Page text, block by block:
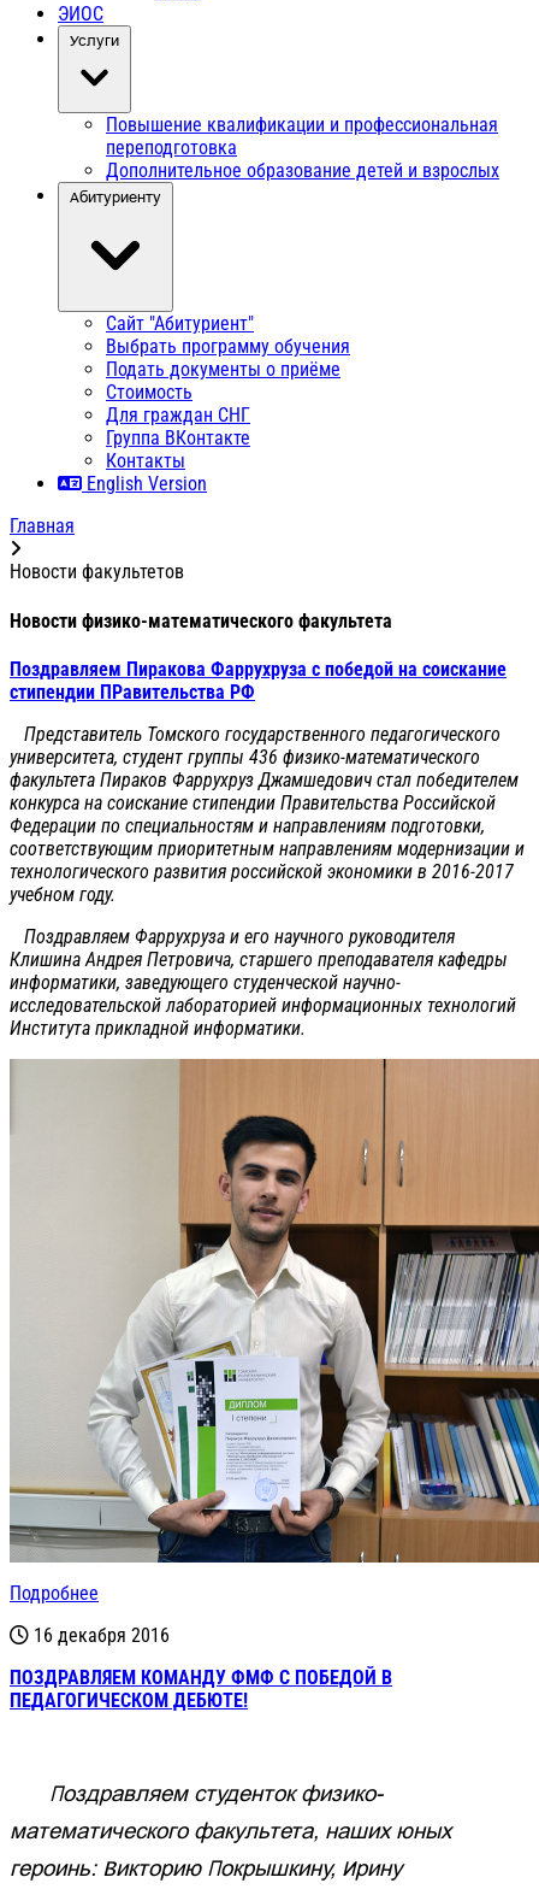
ЭИОС
Услуги
Повышение квалификации и профессиональная
переподготовка
Дополнительное образование детей и взрослых
Абитуриенту
Сайт "Абитуриент"
Выбрать программу обучения
Подать документы о приёме
Стоимость
Для граждан СНГ
Группа ВКонтакте
Контакты
English Version
Главная
Новости факультетов
Новости физико-математического факультета
Поздравляем Пиракова Фаррухруза с победой на соискание
стипендии ПРавительства РФ
Представитель Томского государственного педагогического
университета, студент группы 436 физико-математического
факультета Пираков Фаррухруз Джамшедович стал победителем
конкурса на соискание стипендии Правительства Российской
Федерации по специальностям и направлениям подготовки,
соответствующим приоритетным направлениям модернизации и
технологического развития российской экономики в 2016-2017
учебном году.
Поздравляем Фаррухруза и его научного руководителя
Клишина Андрея Петровича, старшего преподавателя кафедры
информатики, заведующего студенческой научно-
исследовательской лабораторией информационных технологий
Института прикладной информатики.
Подробнее
16 декабря 2016
ПОЗДРАВЛЯЕМ КОМАНДУ ФМФ С ПОБЕДОЙ В
ПЕДАГОГИЧЕСКОМ ДЕБЮТЕ!
Поздравляем студенток физико-
математического факультета, наших юных
героинь: Викторию Покрышкину, Ирину